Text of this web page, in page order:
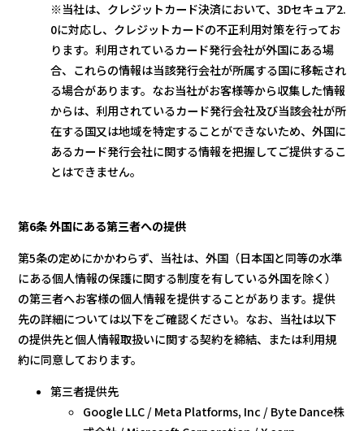
※当社は、クレジットカード決済において、3Dセキュア2.
0に対応し、クレジットカードの不正利用対策を行ってお
ります。利用されているカード発行会社が外国にある場
合、これらの情報は当該発行会社が所属する国に移転され
る場合があります。なお当社がお客様等から収集した情報
からは、利用されているカード発行会社及び当該会社が所
在する国又は地域を特定することができないため、外国に
あるカード発行会社に関する情報を把握してご提供するこ
とはできません。
第6条 外国にある第三者への提供
第5条の定めにかかわらず、当社は、外国（日本国と同等の水準
にある個人情報の保護に関する制度を有している外国を除く）
の第三者へお客様の個人情報を提供することがあります。提供
先の詳細については以下をご確認ください。なお、当社は以下
の提供先と個人情報取扱いに関する契約を締結、または利用規
約に同意しております。
第三者提供先
Google LLC / Meta Platforms, Inc / Byte Dance株